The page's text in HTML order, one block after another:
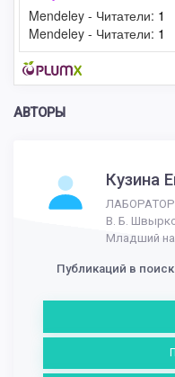
Mendeley - Читатели: 1
Mendeley - Читатели: 1
АВТОРЫ
Кузина
В. Б.
Младший
Публикаций в